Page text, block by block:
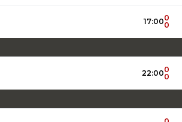
17:000
0
22:000
0